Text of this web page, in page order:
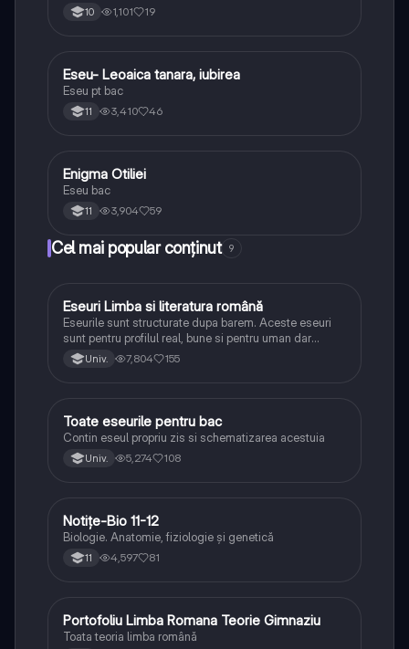
10 1,101 19
Limba și literatura română
Eseu- Leoaica tanara, iubirea
Eseu pt bac
11 3,410 46
Limba și literatura română
Enigma Otiliei
Eseu bac
11 3,904 59
Cel mai popular conținut 9
Limba și literatura română
Eseuri Limba si literatura română
Eseurile sunt structurate dupa barem. Aceste eseuri
sunt pentru profilul real, bune si pentru uman dar
lipsesc relatiile dintre personaje si caracrerizarile.
Univ. 7,804 155
Limba și literatura română
Toate eseurile pentru bac
Contin eseul propriu zis si schematizarea acestuia
Univ. 5,274 108
Biologie
Notițe-Bio 11-12
Biologie. Anatomie, fiziologie și genetică
11 4,597 81
Limba și literatura română
Portofoliu Limba Romana Teorie Gimnaziu
Toata teoria limba română